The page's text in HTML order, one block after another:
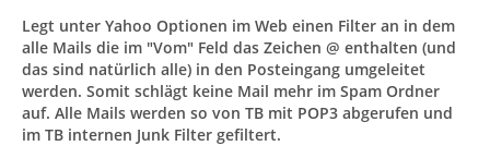
Legt unter Yahoo Optionen im Web einen Filter an in dem
alle Mails die im "Vom" Feld das Zeichen @ enthalten (und
das sind natürlich alle) in den Posteingang umgeleitet
werden. Somit schlägt keine Mail mehr im Spam Ordner
auf. Alle Mails werden so von TB mit POP3 abgerufen und
im TB internen Junk Filter gefiltert.